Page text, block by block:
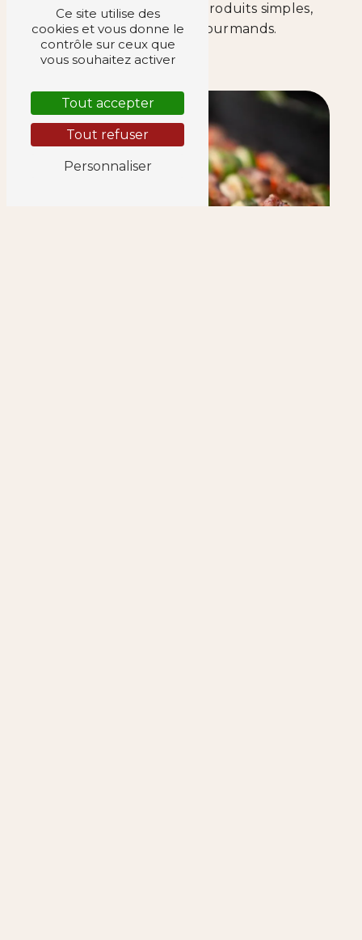
redécouvrir le plaisir des produits simples,
vrais et généreusement gourmands.
Ce site utilise des
cookies et vous donne le
contrôle sur ceux que
vous souhaitez activer
Tout accepter
Tout refuser
Personnaliser